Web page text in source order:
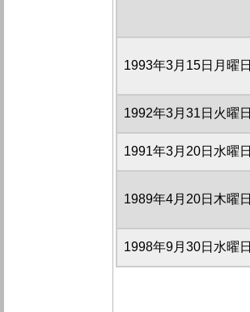
1993年3月15日月曜日
1992年3月31日火曜日
1991年3月20日水曜日
1989年4月20日木曜日
1998年9月30日水曜日